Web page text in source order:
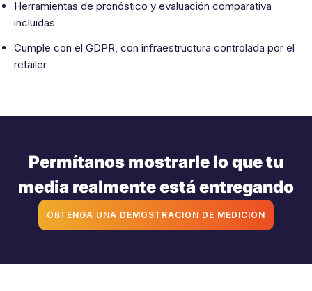
Herramientas de pronóstico y evaluación comparativa
incluidas
Cumple con el GDPR, con infraestructura controlada por el
retailer
Permítanos mostrarle lo que tu
media realmente está entregando
OBTENGA UNA DEMOSTRACIÓN DE MEDICIÓN